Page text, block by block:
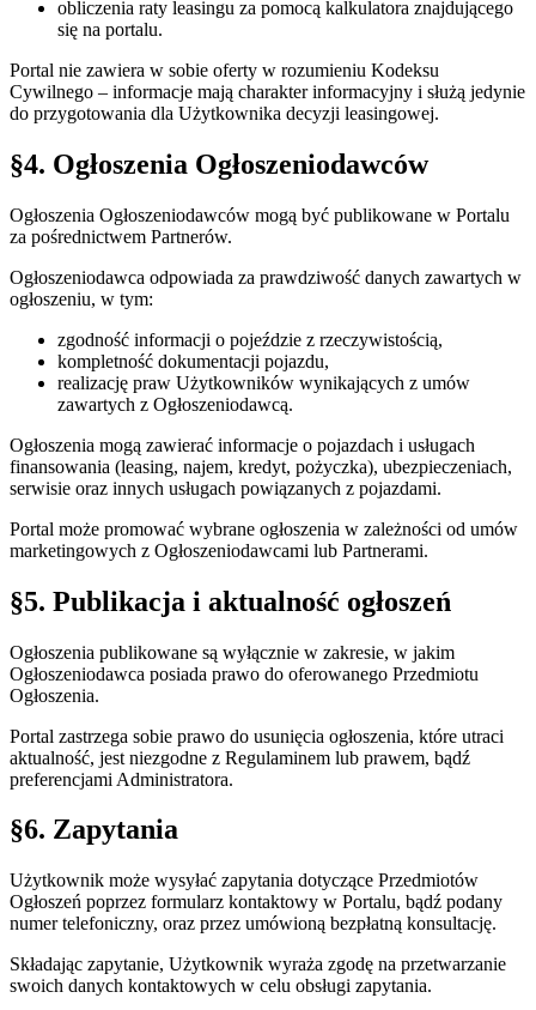
obliczenia raty leasingu za pomocą kalkulatora znajdującego
się na portalu.
Portal nie zawiera w sobie oferty w rozumieniu Kodeksu
Cywilnego – informacje mają charakter informacyjny i służą jedynie
do przygotowania dla Użytkownika decyzji leasingowej.
§4. Ogłoszenia Ogłoszeniodawców
Ogłoszenia Ogłoszeniodawców mogą być publikowane w Portalu
za pośrednictwem Partnerów.
Ogłoszeniodawca odpowiada za prawdziwość danych zawartych w
ogłoszeniu, w tym:
zgodność informacji o pojeździe z rzeczywistością,
kompletność dokumentacji pojazdu,
realizację praw Użytkowników wynikających z umów
zawartych z Ogłoszeniodawcą.
Ogłoszenia mogą zawierać informacje o pojazdach i usługach
finansowania (leasing, najem, kredyt, pożyczka), ubezpieczeniach,
serwisie oraz innych usługach powiązanych z pojazdami.
Portal może promować wybrane ogłoszenia w zależności od umów
marketingowych z Ogłoszeniodawcami lub Partnerami.
§5. Publikacja i aktualność ogłoszeń
Ogłoszenia publikowane są wyłącznie w zakresie, w jakim
Ogłoszeniodawca posiada prawo do oferowanego Przedmiotu
Ogłoszenia.
Portal zastrzega sobie prawo do usunięcia ogłoszenia, które utraci
aktualność, jest niezgodne z Regulaminem lub prawem, bądź
preferencjami Administratora.
§6. Zapytania
Użytkownik może wysyłać zapytania dotyczące Przedmiotów
Ogłoszeń poprzez formularz kontaktowy w Portalu, bądź podany
numer telefoniczny, oraz przez umówioną bezpłatną konsultację.
Składając zapytanie, Użytkownik wyraża zgodę na przetwarzanie
swoich danych kontaktowych w celu obsługi zapytania.